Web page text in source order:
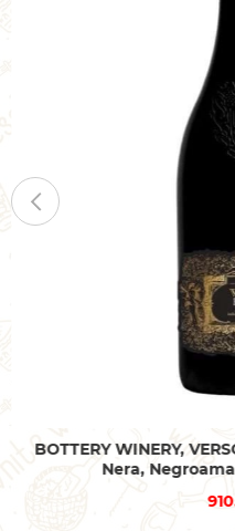
BOTTERY WINERY,
Nera,